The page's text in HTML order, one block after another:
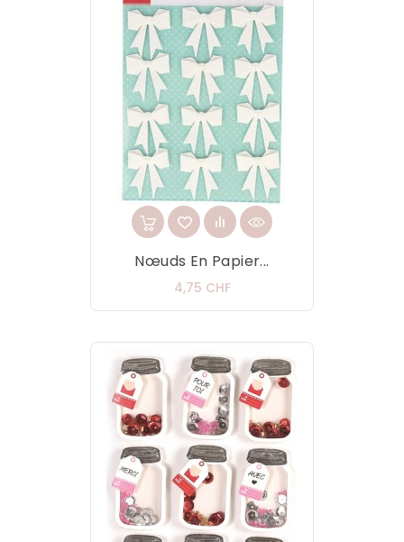
Nœuds En Papier...
4,75 CHFPrix